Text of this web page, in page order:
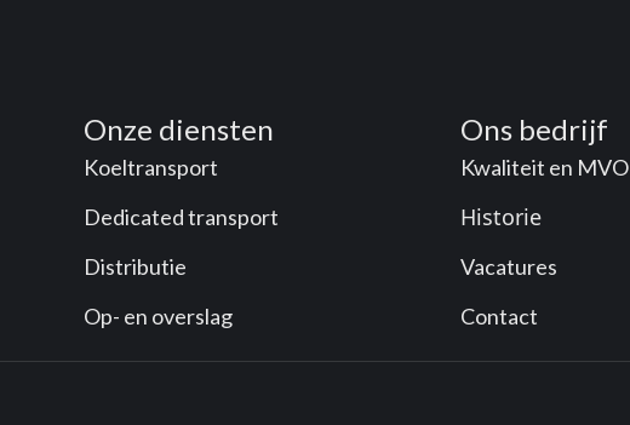
Onze diensten
Koeltransport
Dedicated transport
Distributie
Op- en overslag
Ons bedrijf
Kwaliteit en MVO
Historie
Vacatures
Contact